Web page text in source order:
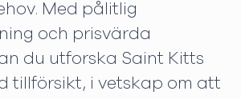
Med pålitlig
och prisvärda
du utforska Saint Kitts
tillförsikt, i vetskap om att